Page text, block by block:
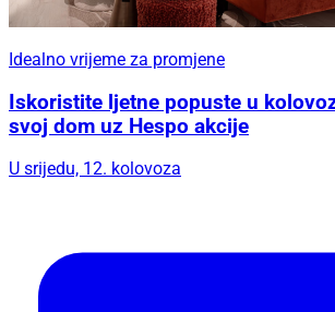
Idealno vrijeme za promjene
Iskoristite ljetne popuste u
svoj dom uz Hespo akcije
U srijedu, 12. kolovoza